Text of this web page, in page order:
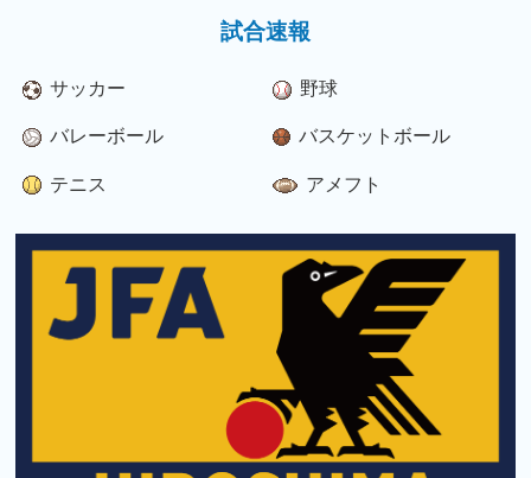
試合速報
サッカー 野球
バレーボール バスケットボール
テニス アメフト